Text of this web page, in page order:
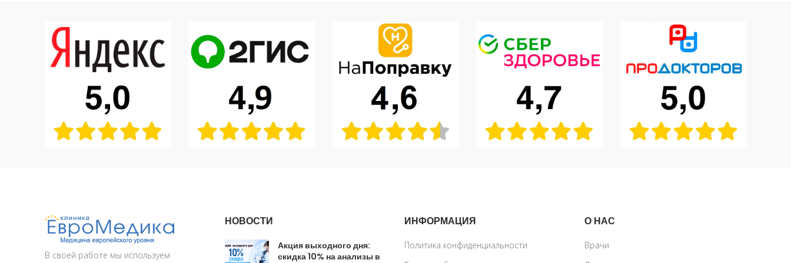
В своей работе мы используем
НОВОСТИ
Акция выходного дня:
скидка 10% на анализы в
ИНФОРМАЦИЯ
Политика конфиденциальности
О НАС
Врачи